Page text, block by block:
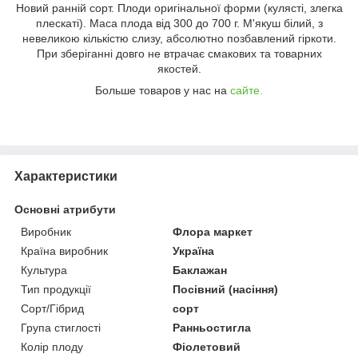
Новий ранній сорт. Плоди оригінальної форми (кулясті, злегка
плескаті). Маса плода від 300 до 700 г. М'якуш білий, з
невеликою кількістю слизу, абсолютно позбавлений гіркоти.
При зберіганні довго не втрачає смакових та товарних
якостей.
Больше товаров у нас на сайте.
Характеристики
Основні атрибути
Виробник
Флора маркет
Країна виробник
Україна
Культура
Баклажан
Тип продукції
Посівний (насіння)
Сорт/Гібрид
сорт
Група стиглості
Ранньостигла
Колір плоду
Фіолетовий